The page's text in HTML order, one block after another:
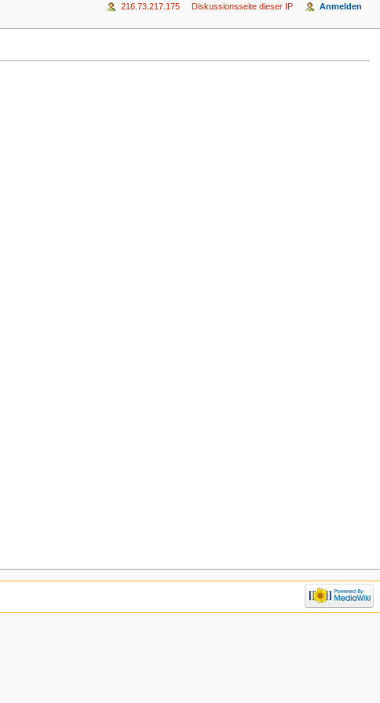
216.73.217.175 Diskussionsseite dieser IP Anmelden